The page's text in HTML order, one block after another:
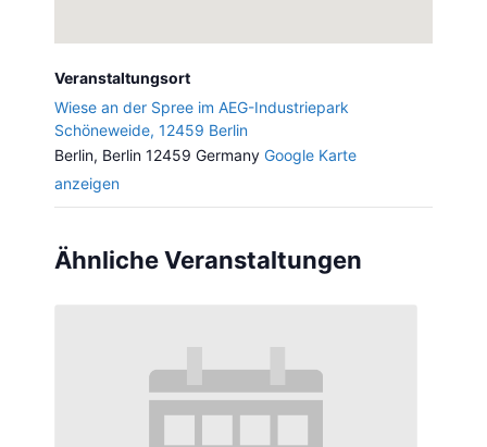
Veranstaltungsort
Wiese an der Spree im AEG-Industriepark
Schöneweide, 12459 Berlin
Berlin, Berlin 12459 Germany Google Karte
anzeigen
Ähnliche Veranstaltungen